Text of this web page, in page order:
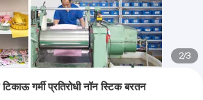
2/3
गर्मी प्रतिरोधी नॉन स्टिक बरतन